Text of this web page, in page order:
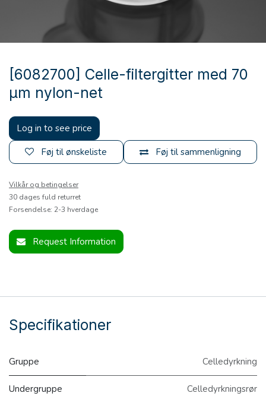
[6082700] Celle-filtergitter med 70
µm nylon-net
Log in to see price
Føj til sammenligning
Føj til ønskeliste
Vilkår og betingelser
30 dages fuld returret
Forsendelse: 2-3 hverdage
Request Information
Specifikationer
Gruppe Celledyrkning
Undergruppe Celledyrkningsrør